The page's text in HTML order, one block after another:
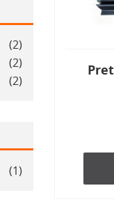
(2)
(2)
(2)
(1)